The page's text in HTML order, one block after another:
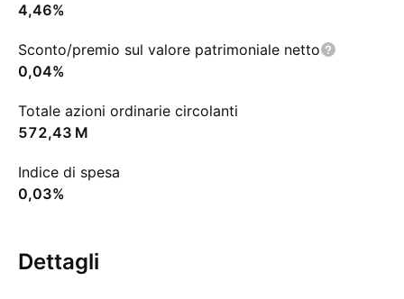
4,46%
Sconto/premio sul valore patrimoniale netto
0,04%
Totale azioni ordinarie circolanti
‪572,43 M‬
Indice di spesa
0,03%
Dettagli